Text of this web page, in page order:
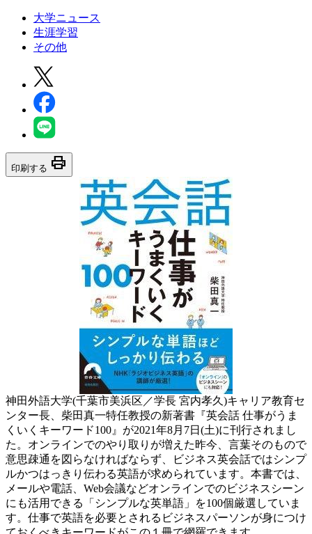
大学ニュース
生涯学習
その他
印刷する print
神田外語大学(千葉市美浜区／学長 宮内孝久)キャリア教育セ
ンター長、柴田真一特任教授の新著書『英会話 仕事がうま
くいくキーワード100』が2021年8月7日(土)に刊行されまし
た。オンラインでのやり取りが増えた昨今、言葉そのもので
意思疎通を図らなければならず、ビジネス英会話ではシンプ
ルかつはっきり伝わる英語が求められています。本書では、
メールや電話、Web会議などオンラインでのビジネスシーン
にも活用できる「シンプルな英単語」を100個厳選していま
す。仕事で英語を必要とされるビジネスパーソンが身につけ